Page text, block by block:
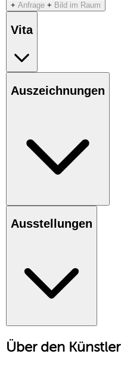
+ Anfrage + Bild im Raum
Vita
Auszeichnungen
Ausstellungen
Über den Künstler